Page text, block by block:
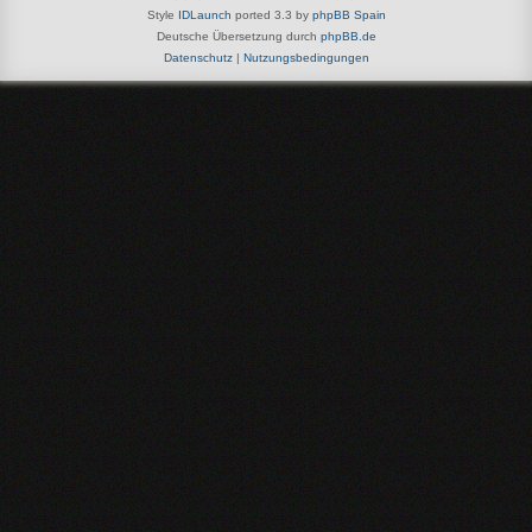
Style IDLaunch ported 3.3 by phpBB Spain
Deutsche Übersetzung durch phpBB.de
Datenschutz| Nutzungsbedingungen